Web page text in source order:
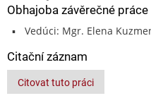
Obhajoba závěrečné práce
Vedúci: Mgr. Elena
Citační záznam
Citovat tuto práci